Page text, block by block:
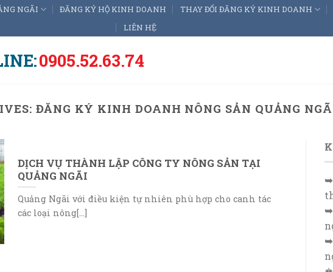
NGÃI ĐĂNG KÝ HỘ KINH DOANH THAY ĐỔI ĐĂNG KÝ KINH DOANH
LIÊN HỆ
0905.52.63.74
ĐĂNG KÝ KINH DOANH NÔNG SẢN QUẢNG
DỊCH VỤ THÀNH LẬP CÔNG TY NÔNG SẢN TẠI
QUẢNG NGÃI
Quảng Ngãi với điều kiện tự nhiên phù hợp cho canh tác
các loại nông[...]
➥
➥
➥